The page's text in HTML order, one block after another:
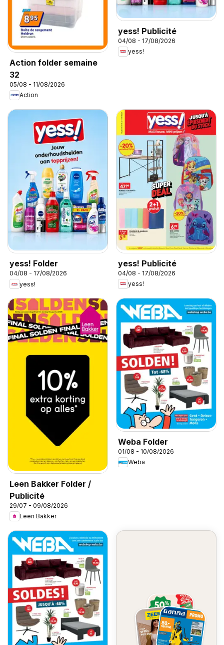
Action folder semaine
32
05/08 - 11/08/2026
Action
yess! Publicité
04/08 - 17/08/2026
yess!
yess! Folder
04/08 - 17/08/2026
yess!
yess! Publicité
04/08 - 17/08/2026
yess!
Leen Bakker Folder /
Publicité
29/07 - 09/08/2026
Leen Bakker
Weba Folder
01/08 - 10/08/2026
Weba